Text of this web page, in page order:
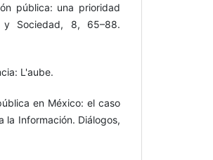
pública: una prioridad
y Sociedad, 8, 65–88.
L'aube.
en México: el caso
la Información. Diálogos,